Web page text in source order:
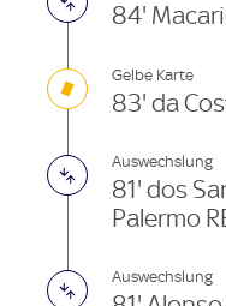
84'
Gelbe Karte
83' da
Auswechslung
81' dos
Palermo
Auswechslung